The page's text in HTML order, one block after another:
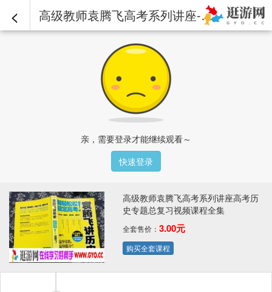
< 高级教师袁腾飞高考系列讲座-高考历史专题总复习：03.mp4 - 高级教师袁腾飞高考系列讲座高考历史专题总复习视频课程全集
亲，需要登录才能继续观看～
快速登录
高级教师袁腾飞高考系列讲座高考历
史专题总复习视频课程全集
全套售价： 3.00元
购买全套课程